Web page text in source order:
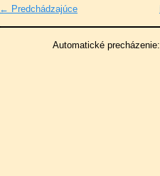
← Predchádzajúce
Automatické precházenie: